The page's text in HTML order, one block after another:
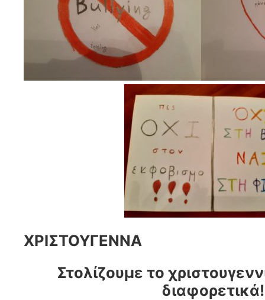
ΧΡΙΣΤΟΥΓΕΝΝΑ
Στολίζουμε το
διαφορετικά!